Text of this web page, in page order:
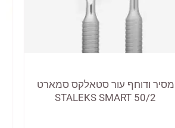
מסיר ודוחף עור סטאלקס סמארט
STALEKS SMART 50/2